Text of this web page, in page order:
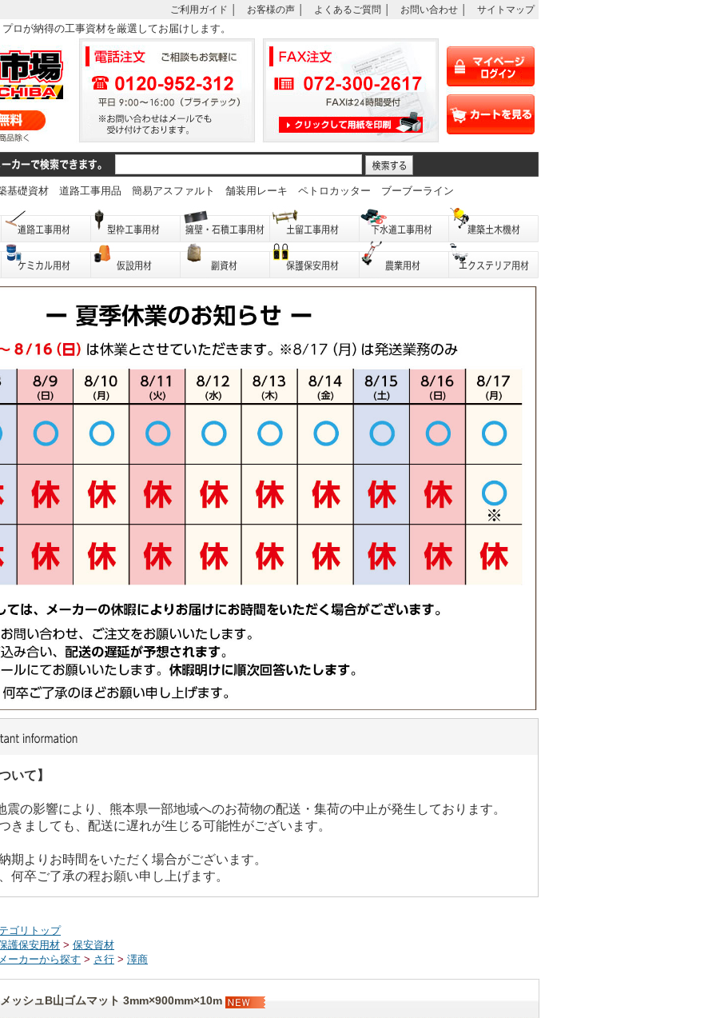
ご利用ガイド お客様の声 よくあるご質問 お問い合わせ サイトマップ
ロが納得の工事資材を厳選してお届けします。
基礎資材 道路工事用品 簡易アスファルト 舗装用レーキ ペトロカッター ブーブーライン
いて】
の影響により、熊本県一部地域へのお荷物の配送・集荷の中止が発生しております。
きましても、配送に遅れが生じる可能性がございます。
期よりお時間をいただく場合がございます。
何卒ご了承の程お願い申し上げます。
ゴリトップ
護保安用材 > 保安資材
ーカーから探す > さ行 > 澤商
メッシュB山ゴムマット 3mm×900mm×10m